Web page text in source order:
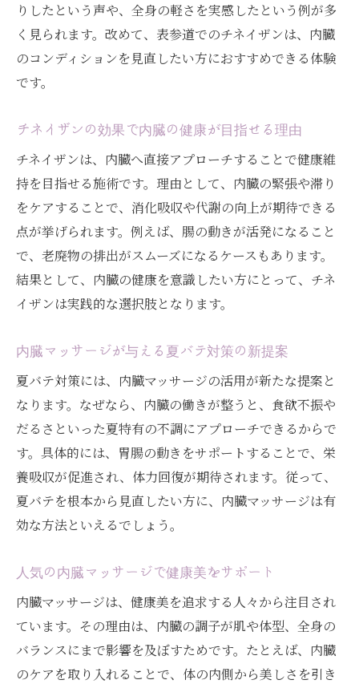
内臓マッサージで元気を取り戻す体験談
人気の腸もみとチネイザンの違いを考察
内臓マッサージが表参道で女性に支持され
る理由
チネイザンで健康美を実現するポイント
腸マッサージや腸もみとの効果比較
人気の内臓マッサージで得られる実感
内臓調整による美容とリラクゼーション効
果
希少なチネイザンを通じた新しい健康管理法
日本で希少なチネイザンの健康管理法とは
チネイザンで始める新しい内臓ケア習慣
プラクティショナーによる施術の特長と信
頼感
内臓マッサージが変える日常の健康意識
腸もみやヘソ周りのケアとの違いとは
チネイザンで叶える自然な健康維持の秘訣
腸もみとの違いを知るチネイザンの魅力解説
内臓マッサージの手法と効果の比較ポイン
東京で体験できるチネイザンの魅力とは
りしたという声や、全身の軽さを実感したという例が多
く見られます。改めて、表参道でのチネイザンは、内臓
のコンディションを見直したい方におすすめできる体験
です。
チネイザンの効果で内臓の健康が目指せる理由
チネイザンは、内臓へ直接アプローチすることで健康維
持を目指せる施術です。理由として、内臓の緊張や滞り
をケアすることで、消化吸収や代謝の向上が期待できる
点が挙げられます。例えば、腸の動きが活発になること
で、老廃物の排出がスムーズになるケースもあります。
結果として、内臓の健康を意識したい方にとって、チネ
イザンは実践的な選択肢となります。
内臓マッサージが与える夏バテ対策の新提案
夏バテ対策には、内臓マッサージの活用が新たな提案と
なります。なぜなら、内臓の働きが整うと、食欲不振や
だるさといった夏特有の不調にアプローチできるからで
す。具体的には、胃腸の動きをサポートすることで、栄
養吸収が促進され、体力回復が期待されます。従って、
夏バテを根本から見直したい方に、内臓マッサージは有
効な方法といえるでしょう。
人気の内臓マッサージで健康美をサポート
内臓マッサージは、健康美を追求する人々から注目され
ています。その理由は、内臓の調子が肌や体型、全身の
バランスにまで影響を及ぼすためです。たとえば、内臓
のケアを取り入れることで、体の内側から美しさを引き